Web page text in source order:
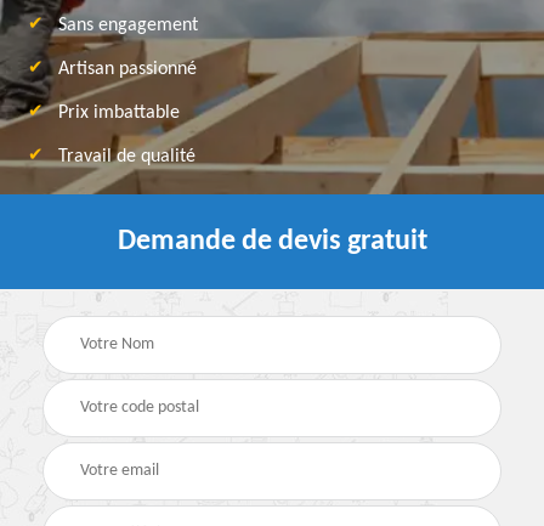
Sans engagement
Artisan passionné
Prix imbattable
Travail de qualité
Demande de devis gratuit